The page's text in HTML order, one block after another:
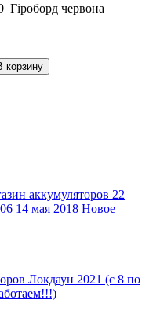
Гіроборд червона
корзину
аккумуляторов 22
14 мая 2018 Новое
Локдаун 2021 (с 8 по